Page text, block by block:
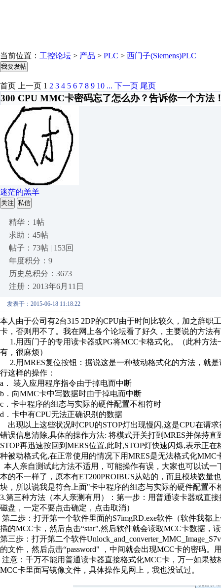
当前位置： 工控论坛 > 产品 > PLC > 西门子(Siemens)PLC
我要发帖
首页 上一页 1 2 3 4 5 6 7 8 9 10 ... 下一页 尾页
300 CPU MMC卡密码忘了怎么办？告诉你一个方法
迷茫的羔羊
关注 私信
精华：1帖
求助：45帖
帖子：73帖 | 153回
年度积分：9
历史总积分：3673
注册：2013年6月11日
发表于：2015-06-18 11:18:22
本人由于公司有2台315 2DP的CPU由于时间比较久，加之辞
卡，否则用不了。我在网上各个论坛看了好久，主要说的方法
1.用西门子的专用读卡器或PG将MCC卡格式化。（此种方
有，很麻烦）
2.用MRES复位按钮：据说这是一种被动格式化的方法，就
行这样的操作：
a． 装入应用程序指令由于掉电而中断
b．向MMC卡中写数据时由于掉电而中断
c．卡中程序的组态与实际的硬件配置不相符时
d．卡中有CPU无法正确识别的数据
出现以上这些状况时CPU的STOP灯出现慢闪,这是CPU在请
错误信息清除,具体的操作方法: 将模式开关打到MRES并保持
STOP再迅速按回到MERS位置,此时,STOP灯快速闪烁,表示正
种被动格式化,在正常使用的情况下用MRES是无法格式化MMC
本人亲自测试此方法不适用，可能操作有误，大家也可以试
本的不一样了，原本有ET200PROIBUS从站的，而且模块数
块，所以说我是符合上面"卡中程序的组态与实际的硬件配置
3.第三种方法（本人亲测有用）：第一步：用普通读卡器或直
磁盘，一定不要点击确定，点击取消）
第二歩：打开第一个软件里面的S7imgRD.exe软件（软件我都
插的MCC卡，然后点击“star",然后软件就会读取MCC卡数据，
第三歩：打开第二个软件
的文件，然后点击“password" ，中间就会出现MCC卡的密码。
注意：千万不能用普通读卡器直接格式化MCC卡，万一如果
MCC卡里面写镜像文件，具体操作见网上，我也没试过。